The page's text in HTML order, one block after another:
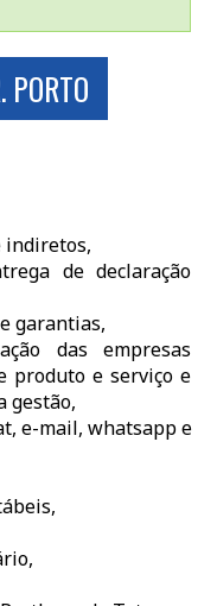
PORTO
indiretos,
de declaração
garantias,
das empresas
produto e serviço e
gestão,
e-mail, whatsapp e